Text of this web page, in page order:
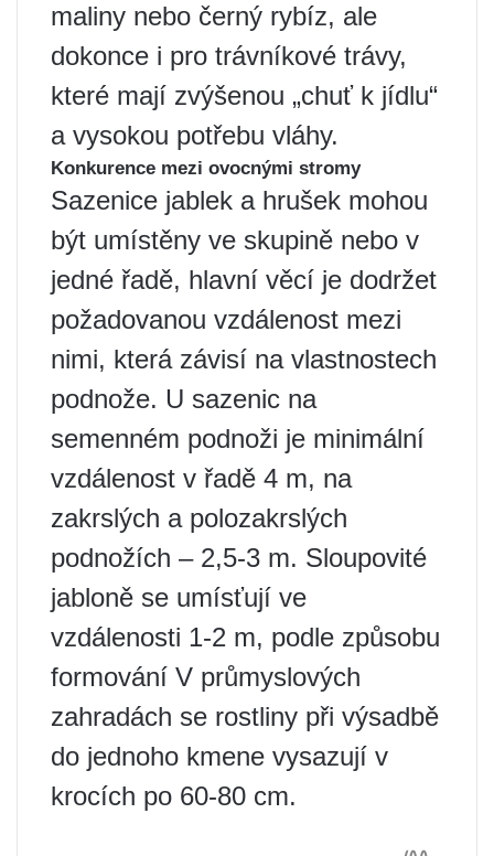
maliny nebo černý rybíz, ale
dokonce i pro trávníkové trávy,
které mají zvýšenou „chuť k jídlu“
a vysokou potřebu vláhy.
Konkurence mezi ovocnými stromy
Sazenice jablek a hrušek mohou
být umístěny ve skupině nebo v
jedné řadě, hlavní věcí je dodržet
požadovanou vzdálenost mezi
nimi, která závisí na vlastnostech
podnože. U sazenic na
semenném podnoži je minimální
vzdálenost v řadě 4 m, na
zakrslých a polozakrslých
podnožích – 2,5-3 m. Sloupovité
jabloně se umísťují ve
vzdálenosti 1-2 m, podle způsobu
formování V průmyslových
zahradách se rostliny při výsadbě
do jednoho kmene vysazují v
krocích po 60-80 cm.